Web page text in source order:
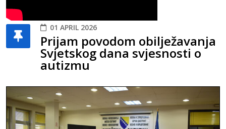
01 APRIL 2026
Prijam povodom obilježavanja
Svjetskog dana svjesnosti o
autizmu